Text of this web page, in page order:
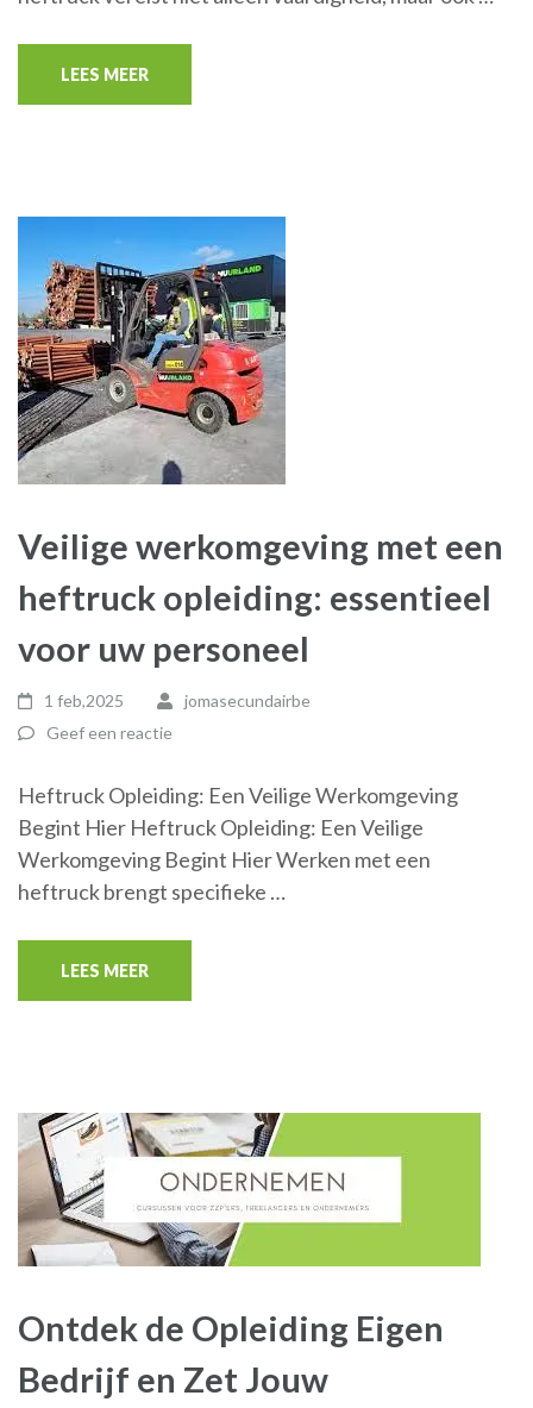
LEES MEER
Veilige werkomgeving met een
heftruck opleiding: essentieel
voor uw personeel
1 feb,2025
jomasecundairbe
Geef een reactie
Heftruck Opleiding: Een Veilige Werkomgeving
Begint Hier Heftruck Opleiding: Een Veilige
Werkomgeving Begint Hier Werken met een
heftruck brengt specifieke …
LEES MEER
Ontdek de Opleiding Eigen
Bedrijf en Zet Jouw